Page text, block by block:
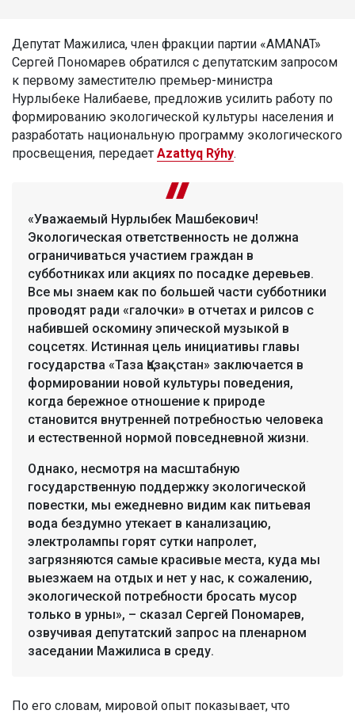
Депутат Мажилиса, член фракции партии «AMANAT»
Сергей Пономарев обратился с депутатским запросом
к первому заместителю премьер-министра
Нурлыбекe Налибаевe, предложив усилить работу по
формированию экологической культуры населения и
разработать национальную программу экологического
просвещения, передает Azattyq Rýhy.
«Уважаемый Нурлыбек Машбекович!
Экологическая ответственность не должна
ограничиваться участием граждан в
субботниках или акциях по посадке деревьев.
Все мы знаем как по большей части субботники
проводят ради «галочки» в отчетах и рилсов с
набившей оскомину эпической музыкой в
соцсетях. Истинная цель инициативы главы
государства «Таза Қазақстан» заключается в
формировании новой культуры поведения,
когда бережное отношение к природе
становится внутренней потребностью человека
и естественной нормой повседневной жизни.
Однако, несмотря на масштабную
государственную поддержку экологической
повестки, мы ежедневно видим как питьевая
вода бездумно утекает в канализацию,
электролампы горят сутки напролет,
загрязняются самые красивые места, куда мы
выезжаем на отдых и нет у нас, к сожалению,
экологической потребности бросать мусор
только в урны», – сказал Сергей Пономарев,
озвучивая депутатский запрос на пленарном
заседании Мажилиса в среду.
По его словам, мировой опыт показывает, что